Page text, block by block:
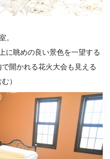
。
に眺めの良い景色を一望する
開かれる花火大会も見える
）